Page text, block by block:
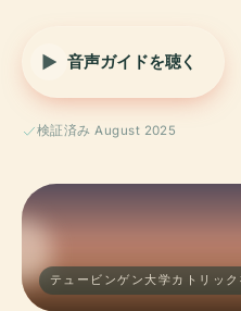
音声ガイドを聴く
検証済み August 2025
テュービンゲン大学カトリッ